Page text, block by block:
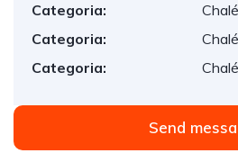
Categoria:
Chalé
Categoria:
Chalé
Categoria:
Chalé
Send